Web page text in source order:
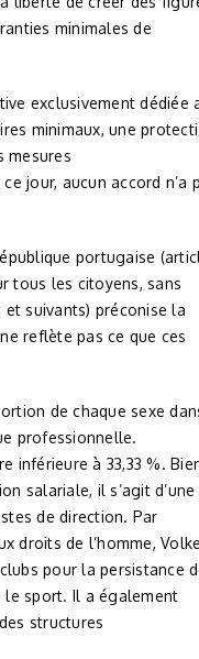
minimales de
exclusivement dédiée
minimaux, une
mesures
jour, aucun accord n’a
portugaise
tous les citoyens, sans
suivants) préconise la
reflète pas ce que ces
de chaque sexe
professionnelle.
inférieure à 33,33 %.
salariale, il s’agit d’une
de direction. Par
droits de l’homme,
pour la persistance
le sport. Il a également
structures